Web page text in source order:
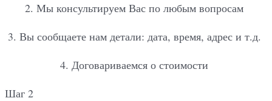
2. Мы консультируем Вас по любым вопросам
3. Вы сообщаете нам детали: дата, время, адрес и т.д.
4. Договариваемся о стоимости
Шаг 2